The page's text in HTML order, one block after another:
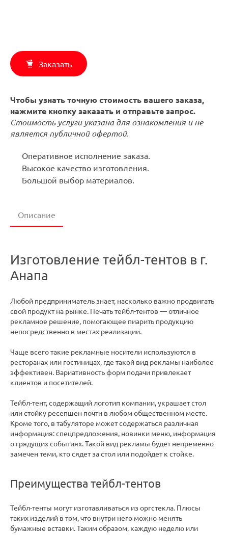
Заказать
Чтобы узнать точную стоимость вашего заказа,
нажмите кнопку заказать и отправьте запрос.
Стоимость услуги указана для ознакомления и не
является публичной офертой.
Оперативное исполнение заказа.
Высокое качество изготовления.
Большой выбор материалов.
Описание
Изготовление тейбл-тентов в г.
Анапа
Любой предприниматель знает, насколько важно продвигать
свой продукт на рынке. Печать тейбл-тентов — отличное
рекламное решение, помогающее пиарить продукцию
непосредственно в местах реализации.
Чаще всего такие рекламные носители используются в
ресторанах или гостиницах, где такой вид рекламы наиболее
эффективен. Вариативность форм подачи привлекает
клиентов и посетителей.
Тейбл-тент, содержащий логотип компании, украшает стол
или стойку ресепшен почти в любом общественном месте.
Кроме того, в табуляторе может содержаться различная
информация: спецпредложения, новинки меню, информация
о грядущих событиях. Такой вид рекламы будет непременно
замечен теми, кто сядет за стол или подойдет к стойке.
Преимущества тейбл-тентов
Тейбл-тенты могут изготавливаться из оргстекла. Плюсы
таких изделий в том, что внутри него можно менять
бумажные вставки. Таким образом, каждую неделю или